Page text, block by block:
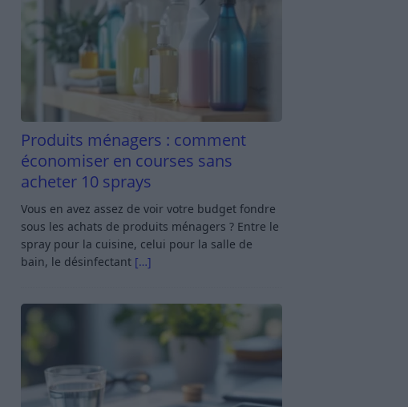
Produits ménagers : comment
économiser en courses sans
acheter 10 sprays
Vous en avez assez de voir votre budget fondre
sous les achats de produits ménagers ? Entre le
spray pour la cuisine, celui pour la salle de
bain, le désinfectant […]